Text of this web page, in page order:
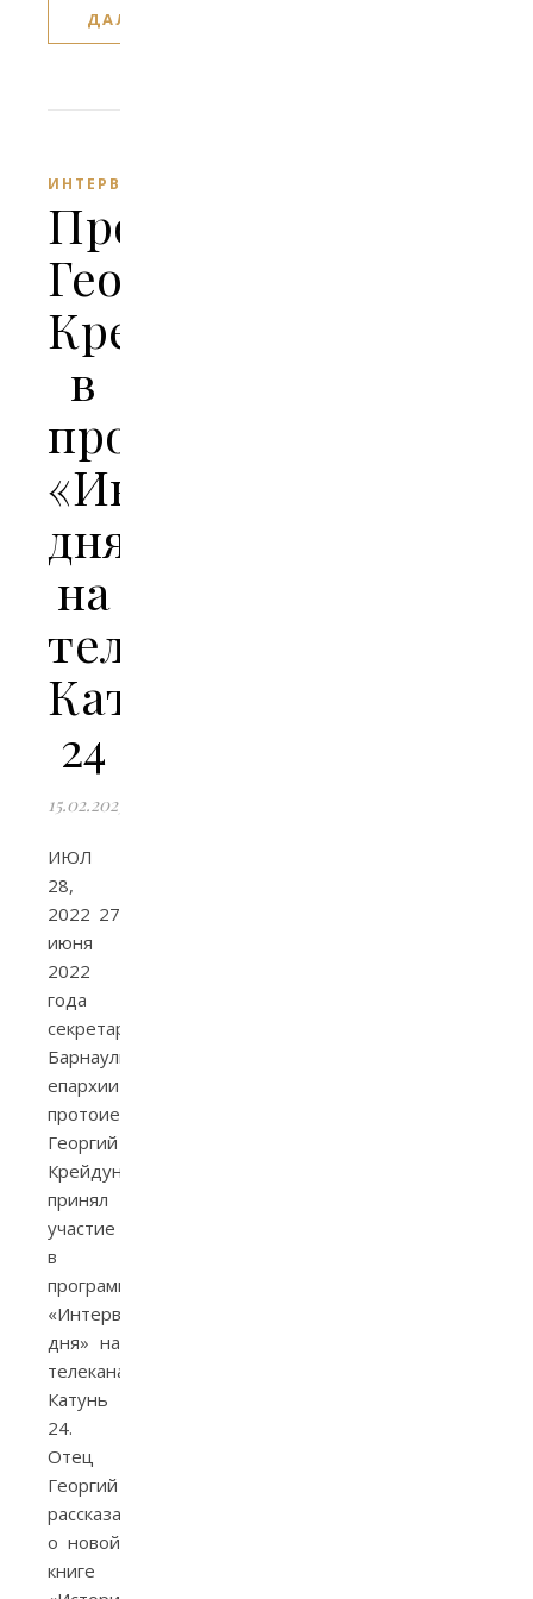
ДАЛЕЕ
ИНТЕРВЬЮ
Протоиерей
Георгий
Крейдун
в
программе
«Интервью
дня»
на
телеканале
Катунь
24
15.02.2023
ИЮЛ
28,
2022 27
июня
2022
года
секретарь
Барнаульской
епархии
протоиерей
Георгий
Крейдун
принял
участие
в
программе
«Интервью
дня» на
телеканале
Катунь
24.
Отец
Георгий
рассказал
о новой
книге